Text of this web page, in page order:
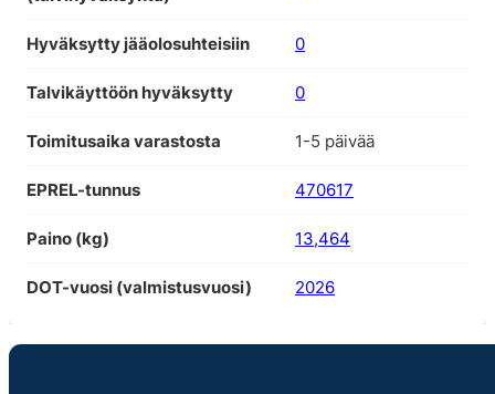
Hyväksytty jääolosuhteisiin 0
Talvikäyttöön hyväksytty 0
Toimitusaika varastosta 1-5 päivää
EPREL-tunnus 470617
Paino (kg) 13,464
DOT-vuosi (valmistusvuosi) 2026